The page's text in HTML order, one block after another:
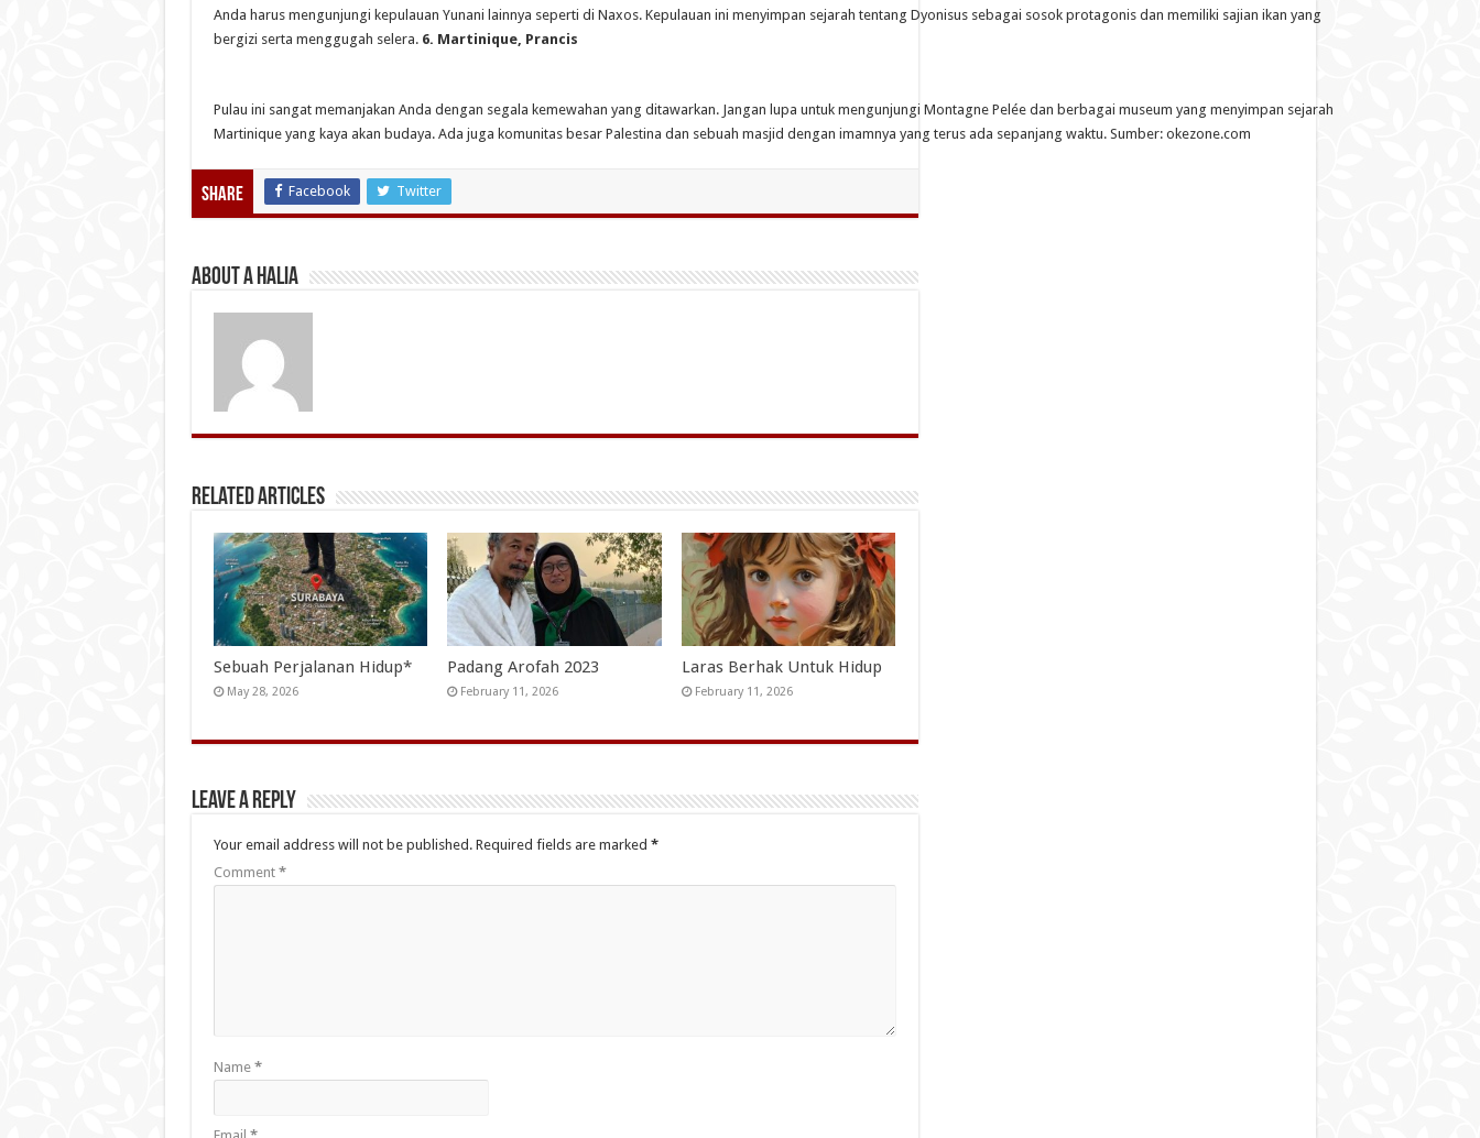
Anda harus mengunjungi kepulauan Yunani lainnya seperti di Naxos. Kepulauan ini menyimpan sejarah tentang Dyonisus sebagai sosok protagonis dan memiliki sajian ikan yang
bergizi serta menggugah selera. 6. Martinique, Prancis
Pulau ini sangat memanjakan Anda dengan segala kemewahan yang ditawarkan. Jangan lupa untuk mengunjungi Montagne Pelée dan berbagai museum yang menyimpan sejarah
Martinique yang kaya akan budaya. Ada juga komunitas besar Palestina dan sebuah masjid dengan imamnya yang terus ada sepanjang waktu. Sumber: okezone.com
Share Facebook Twitter
About A Halia
Related Articles
Sebuah Perjalanan Hidup*
May 28, 2026
Padang Arofah 2023
February 11, 2026
Laras Berhak Untuk Hidup
February 11, 2026
Leave a Reply
Your email address will not be published. Required fields are marked *
Comment *
Name *